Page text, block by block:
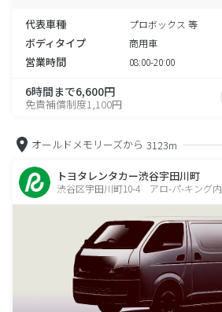
代表車種 プロボックス 等
ボディタイプ 商用車
営業時間 08:00-20:00
6時間まで6,600円
免責補償制度1,100円
オールドメモリーズから 3123m
トヨタレンタカー渋谷宇田川町
渋谷区宇田川町10-4 アロ-パ-キング内